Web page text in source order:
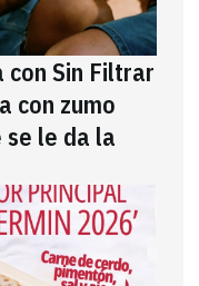
con Sin Filtrar
con zumo
le da la